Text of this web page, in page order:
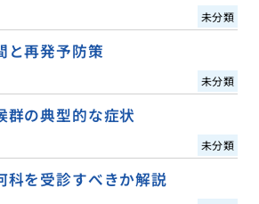
未分類
と再発予防策
未分類
群の典型的な症状
未分類
科を受診すべきか解説